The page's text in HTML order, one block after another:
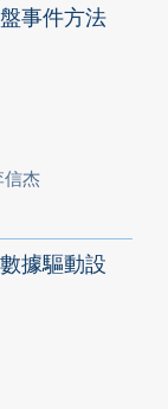
事件方法
信杰
據驅動設